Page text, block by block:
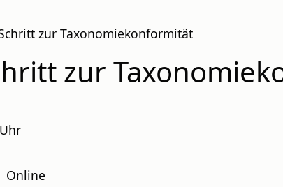
zur Taxonomiekonformität
zur
Online